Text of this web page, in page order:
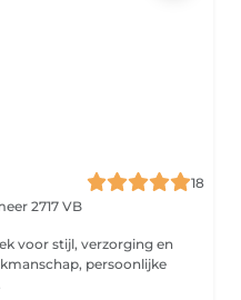
18
2717 VB
persoonlijke